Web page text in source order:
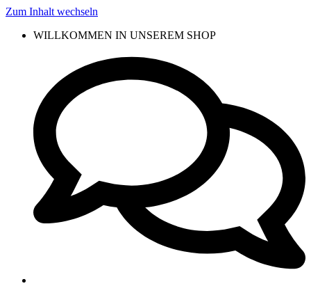
Zum Inhalt wechseln
WILLKOMMEN IN UNSEREM SHOP